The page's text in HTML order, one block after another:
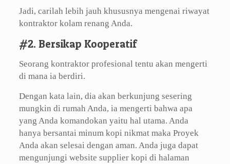
Jadi, carilah lebih jauh khususnya mengenai riwayat
kontraktor kolam renang Anda.
#2. Bersikap Kooperatif
Seorang kontraktor profesional tentu akan mengerti
di mana ia berdiri.
Dengan kata lain, dia akan berkunjung sesering
mungkin di rumah Anda, ia mengerti bahwa apa
yang Anda komandokan yaitu hal utama. Anda
hanya bersantai minum kopi nikmat maka Proyek
Anda akan selesai dengan aman. Anda juga dapat
mengunjungi website supplier kopi di halaman